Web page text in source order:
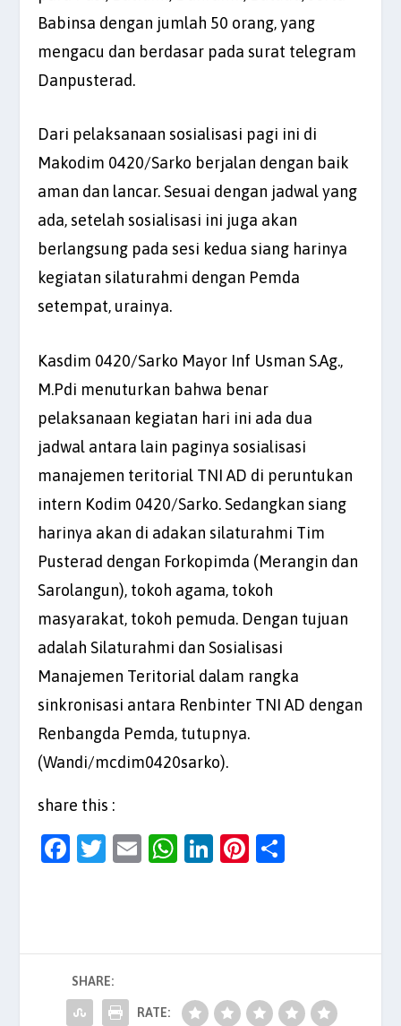
Babinsa dengan jumlah 50 orang, yang
mengacu dan berdasar pada surat telegram
Danpusterad.
Dari pelaksanaan sosialisasi pagi ini di
Makodim 0420/Sarko berjalan dengan baik
aman dan lancar. Sesuai dengan jadwal yang
ada, setelah sosialisasi ini juga akan
berlangsung pada sesi kedua siang harinya
kegiatan silaturahmi dengan Pemda
setempat, urainya.
Kasdim 0420/Sarko Mayor Inf Usman S.Ag.,
M.Pdi menuturkan bahwa benar
pelaksanaan kegiatan hari ini ada dua
jadwal antara lain paginya sosialisasi
manajemen teritorial TNI AD di peruntukan
intern Kodim 0420/Sarko. Sedangkan siang
harinya akan di adakan silaturahmi Tim
Pusterad dengan Forkopimda (Merangin dan
Sarolangun), tokoh agama, tokoh
masyarakat, tokoh pemuda. Dengan tujuan
adalah Silaturahmi dan Sosialisasi
Manajemen Teritorial dalam rangka
sinkronisasi antara Renbinter TNI AD dengan
Renbangda Pemda, tutupnya.
(Wandi/mcdim0420sarko).
share this :
F
b
o
T
E
W
A
p
Li
dI
n
Pi
t
SHARE:
RATE: